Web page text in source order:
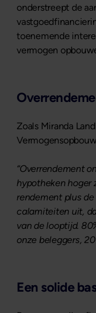
onderstreept de
toenemende
vermogen
Zoals Miranda
“Overrendement
hypotheken hoger
rendement plus
calamiteiten uit,
van de looptijd.
onze beleggers,
Een solide